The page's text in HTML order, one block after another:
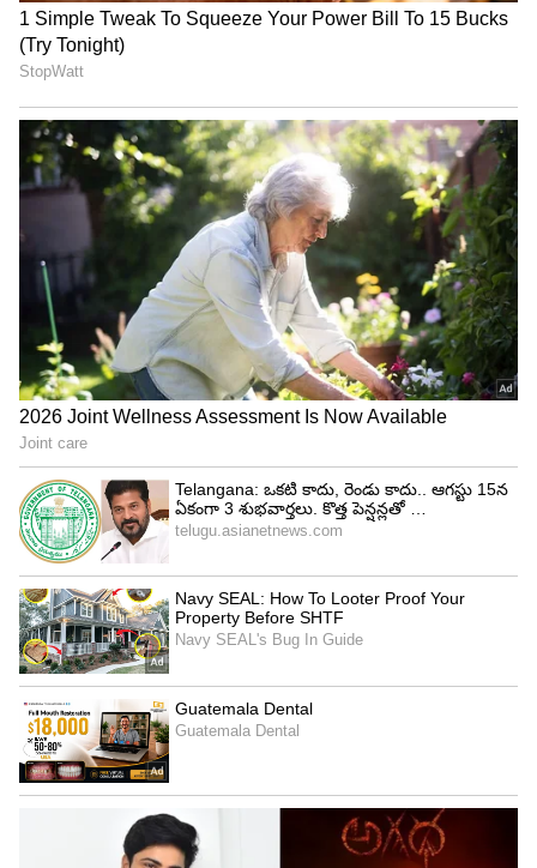
Bank Rules : సేవింగ్స్ అకౌంట్‌లో ఎంత డబ్బు
ఉంచొచ్చు? ఈ లిమిట్ దాటితే ఐటీ నోటీస్ తప్పదా?
Bank Rules: బ్యాంకులు మినిమం బ్యాలెన్స్ ఫీజు
ఎందుకు వసూలు చేస్తాయో తెలుసా.?
జూలై 2026 లో వచ్చే ప్రత్యేక సెలవులెన్ని?
సాధారణంగా వచ్చే రెండు, నాలుగో శనివారాలు, ఆదివారాల
సెలవులే కాదు కొన్ని రాష్ట్రాలకు ప్రత్యేక సెలవులు
వస్తుంటాయి... ఇవి అన్ని రాష్ట్రాలకు వర్తించవు. ఆ
రాష్ట్రానికి సంబంధించిన ప్రత్యేక పర్వదినం, వేడుకల
సందర్భంగా ఈ సెలవులు వస్తుంటాయి. కాబట్టి కొన్నిసార్లు ఓ
రాష్ట్రంలో బ్యాంకులు తెరిచివున్నా మరో రాష్ట్రంలో
మూసివుండే అవకాశాలంటాయి. కాబట్టి వేరే రాష్ట్రంలోని
బ్యాంకుల్లో ఏదైనా పనివున్నా ఆ రాష్ట్ర సెలవుల జాబితాను
చెక్ చేసుకోవడం చాలా ముఖ్యం. మరి ఈ జూలైలో ఏ
రాష్ట్రంలో, ఏరోజు సెలవుందో తెలుసుకొండి.